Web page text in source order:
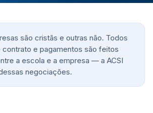
são cristãs e outras não. Todos
e pagamentos são feitos
a escola e a empresa — a ACSI
negociações.